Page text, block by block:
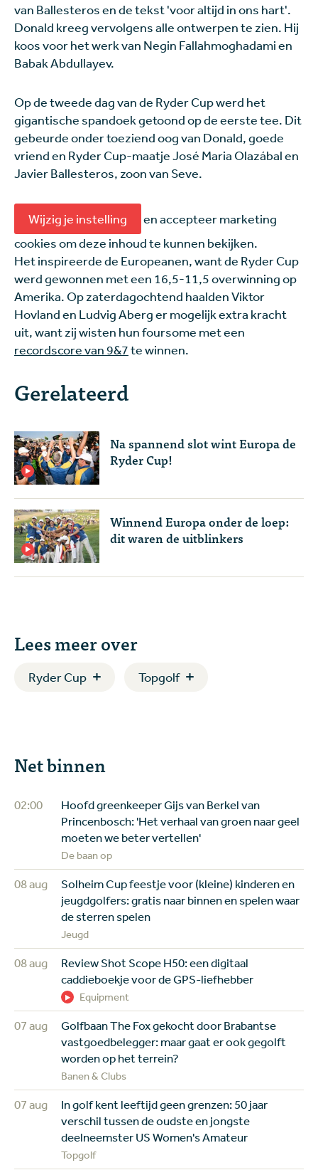
van Ballesteros en de tekst 'voor altijd in ons hart'.
Donald kreeg vervolgens alle ontwerpen te zien. Hij
koos voor het werk van Negin Fallahmoghadami en
Babak Abdullayev.
Op de tweede dag van de Ryder Cup werd het
gigantische spandoek getoond op de eerste tee. Dit
gebeurde onder toeziend oog van Donald, goede
vriend en Ryder Cup-maatje José Maria Olazábal en
Javier Ballesteros, zoon van Seve.
Wijzig je instelling
en accepteer marketing
cookies om deze inhoud te kunnen bekijken.
Het inspireerde de Europeanen, want de Ryder Cup
werd gewonnen met een 16,5-11,5 overwinning op
Amerika. Op zaterdagochtend haalden Viktor
Hovland en Ludvig Aberg er mogelijk extra kracht
uit, want zij wisten hun foursome met een
recordscore van 9&7te winnen.
Gerelateerd
Na spannend slot wint Europa de
Ryder Cup!
Winnend Europa onder de loep:
dit waren de uitblinkers
Lees meer over
Ryder Cup Topgolf
Net binnen
02:00
Hoofd greenkeeper Gijs van Berkel van
Princenbosch: 'Het verhaal van groen naar geel
moeten we beter vertellen'
De baan op
08 aug
Solheim Cup feestje voor (kleine) kinderen en
jeugdgolfers: gratis naar binnen en spelen waar
de sterren spelen
Jeugd
08 aug
Review Shot Scope H50: een digitaal
caddieboekje voor de GPS-liefhebber
Equipment
07 aug
Golfbaan The Fox gekocht door Brabantse
vastgoedbelegger: maar gaat er ook gegolft
worden op het terrein?
Banen & Clubs
07 aug
In golf kent leeftijd geen grenzen: 50 jaar
verschil tussen de oudste en jongste
deelneemster US Women's Amateur
Topgolf